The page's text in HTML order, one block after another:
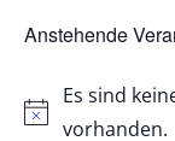
Anstehende
Es sind
vorhanden.